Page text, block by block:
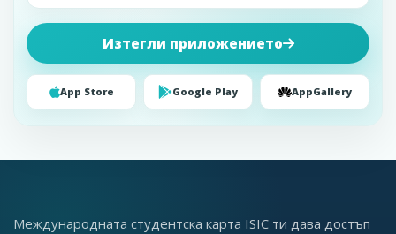
Изтегли приложението
App Store Google Play AppGallery
Международната студентска карта ISIC ти дава достъп